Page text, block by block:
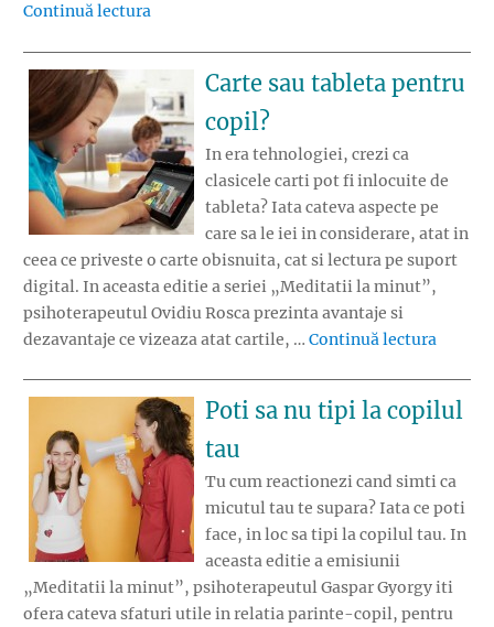
Continuă lectura
Carte sau tableta pentru
copil?
In era tehnologiei, crezi ca
clasicele carti pot fi inlocuite de
tableta? Iata cateva aspecte pe
care sa le iei in considerare, atat in
ceea ce priveste o carte obisnuita, cat si lectura pe suport
digital. In aceasta editie a seriei „Meditatii la minut”,
psihoterapeutul Ovidiu Rosca prezinta avantaje si
dezavantaje ce vizeaza atat cartile, … Continuă lectura
Poti sa nu tipi la copilul
tau
Tu cum reactionezi cand simti ca
micutul tau te supara? Iata ce poti
face, in loc sa tipi la copilul tau. In
aceasta editie a emisiunii
„Meditatii la minut”, psihoterapeutul Gaspar Gyorgy iti
ofera cateva sfaturi utile in relatia parinte-copil, pentru